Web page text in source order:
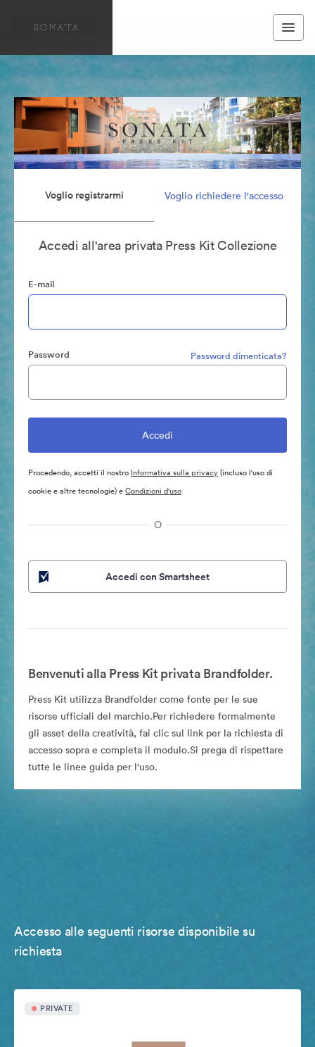
Voglio registrarmi Voglio richiedere l'accesso
Accedi all'area privata Press Kit Collezione
E-mail
Password Password dimenticata?
Procedendo, accetti il nostro Informativa sulla privacy(incluso l'uso di
cookie e altre tecnologie) eCondizioni d'uso
O
Accedi con Smartsheet
Benvenuti alla Press Kit privata Brandfolder.
Press Kit utilizza Brandfolder come fonte per le sue
risorse ufficiali del marchio.Per richiedere formalmente
gli asset della creatività, fai clic sul link per la richiesta di
accesso sopra e completa il modulo.Si prega di rispettare
tutte le linee guida per l'uso.
Accesso alle seguenti risorse disponibile su
richiesta
PRIVATE